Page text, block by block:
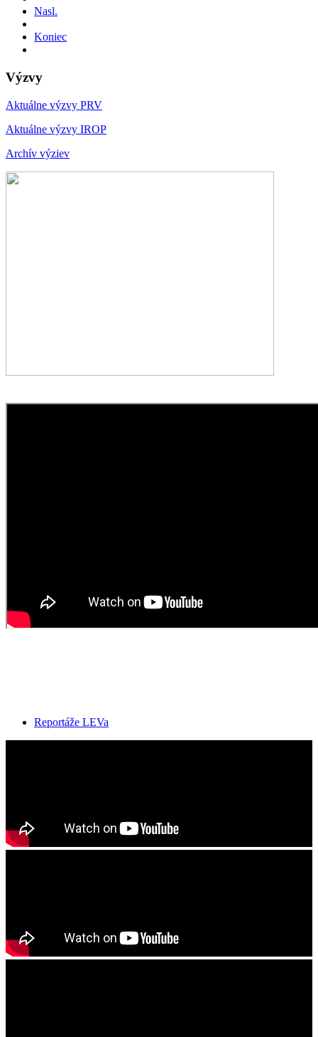
Nasl.
Koniec
Výzvy
Aktuálne výzvy PRV
Aktuálne výzvy IROP
Archív výziev
Reportáže LEVa